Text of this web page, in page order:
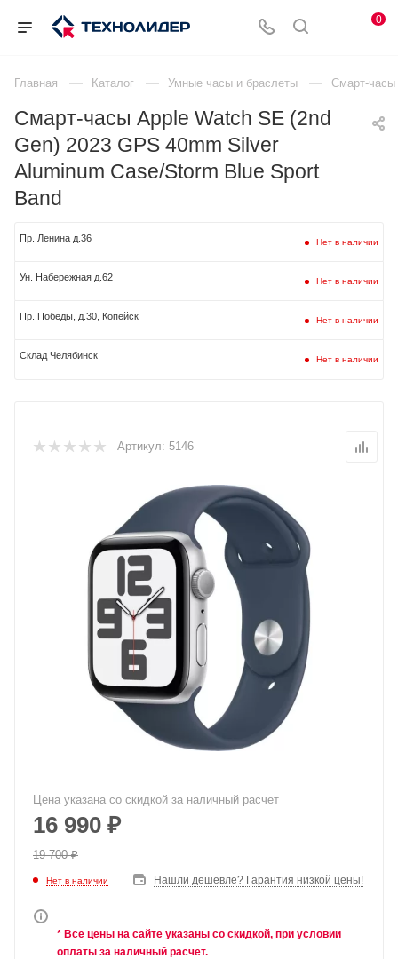
0
Главная — Каталог — Умные часы и браслеты — Смарт-
Смарт-часы Apple Watch SE (2nd
Gen) 2023 GPS 40mm Silver
Aluminum Case/Storm Blue Sport
Band
Пр. Ленина д.36 Нет в наличии
Ун. Набережная д.62 Нет в наличии
Пр. Победы, д.30, Копейск Нет в наличии
Склад Челябинск Нет в наличии
Артикул: 5146
Цена указана со скидкой за наличный расчет
16 990 ₽
19 700₽
Нет в наличии Нашли дешевле? Гарантия низкой цены!
* Все цены на сайте указаны со скидкой, при условии
оплаты за наличный расчет.